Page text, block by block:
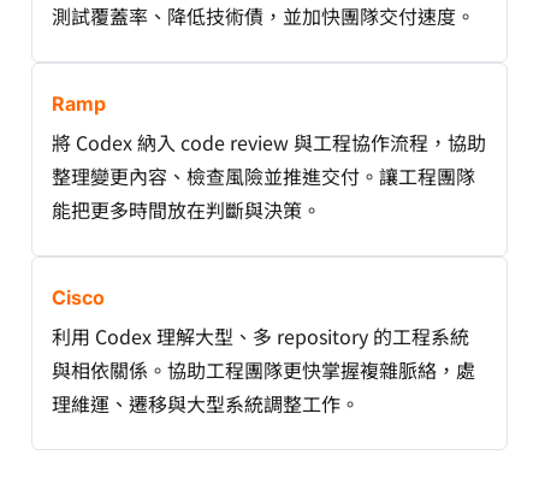
測試覆蓋率、降低技術債，並加快團隊交付速度。
Ramp
將 Codex 納入 code review 與工程協作流程，協助
整理變更內容、檢查風險並推進交付。讓工程團隊
能把更多時間放在判斷與決策。
Cisco
利用 Codex 理解大型、多 repository 的工程系統
與相依關係。協助工程團隊更快掌握複雜脈絡，處
理維運、遷移與大型系統調整工作。